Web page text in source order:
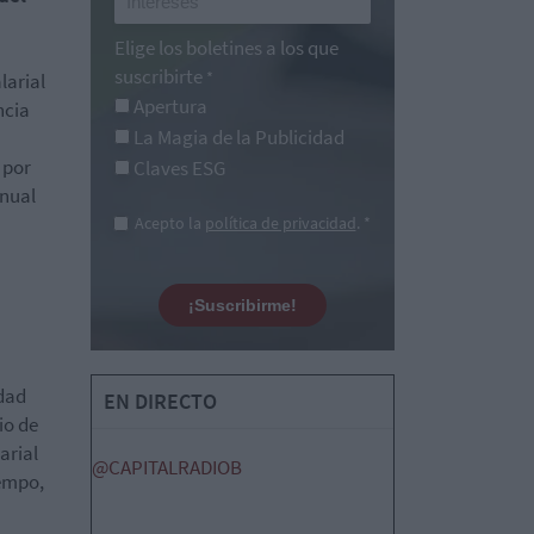
de
Elige los boletines a los que
suscribirte *
Apertura
La Magia de la Publicidad
Claves ESG
Acepto la política de privacidad. *
¡Suscribirme!
EN DIRECTO
@CAPITALRADIOB